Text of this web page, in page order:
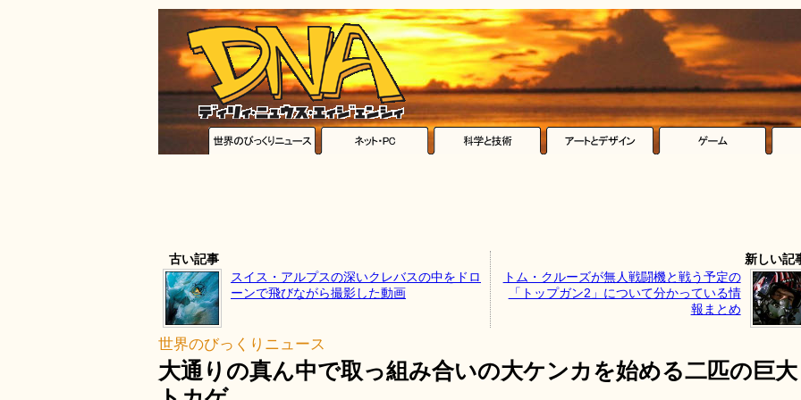
古い記事
スイス・アルプスの深いクレバスの中をドロ
ーンで飛びながら撮影した動画
新しい記
トム・クルーズが無人戦闘機と戦う予定の
「トップガン2」について分かっている情
報まとめ
世界のびっくりニュース
大通りの真ん中で取っ組み合いの大ケンカを始める二匹の巨大